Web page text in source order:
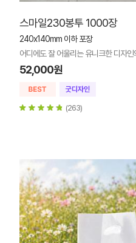
스마일230봉투 1000장
240x140mm 이하 포장
어디에도 잘 어울리는 유니크한 디자인
52,000원
(263)